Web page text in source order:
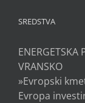
SREDSTVA
ENERGETSKA
VRANSKO
»Evropski
Evropa